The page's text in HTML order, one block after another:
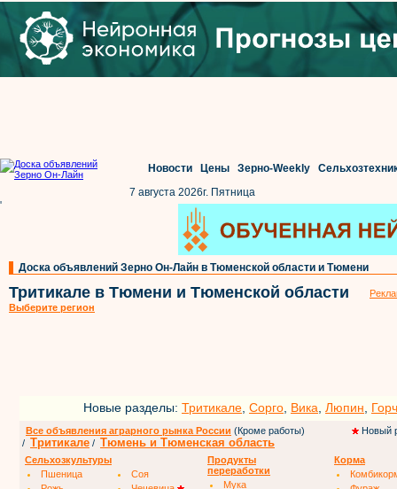
Новости Цены Зерно-Weekly
7 августа 2026г. Пятница
'
Доска объявлений Зерно Он-Лайн в Тюменской области и Тюмени
Тритикале в Тюмени и Тюменской области
Выберите регион
Новые разделы: Тритикале Сорго Вика Люпин
Все объявления аграрного рынка России (Кроме работы)
Новый
/ Тритикале / Тюмень и Тюменская область
Сельхозкультуры
Пшеница
Соя
Продукты
переработки
Мука
Корма